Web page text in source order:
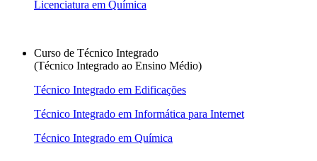
Licenciatura em Química
Curso de Técnico Integrado
(Técnico Integrado ao Ensino Médio)
Técnico Integrado em Edificações
Técnico Integrado em Informática para Internet
Técnico Integrado em Química